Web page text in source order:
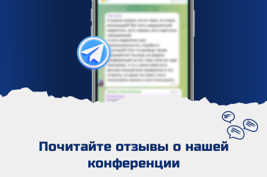
Почитайте отзывы о нашей
конференции